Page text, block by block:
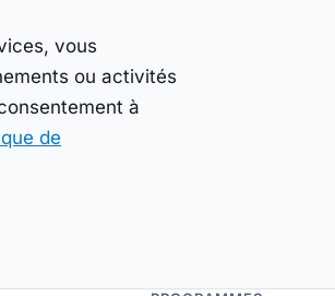
vous
ou activités
à
de